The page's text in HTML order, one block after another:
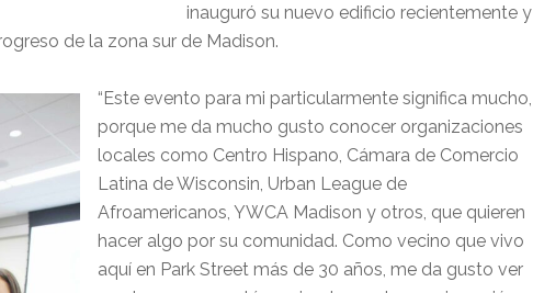
inauguró su nuevo edificio recientemente y
de la zona sur de Madison.
“Este evento para mi particularmente significa mucho,
porque me da mucho gusto conocer organizaciones
locales como Centro Hispano, Cámara de Comercio
Latina de Wisconsin, Urban League de
Afroamericanos, YWCA Madison y otros, que quieren
hacer algo por su comunidad. Como vecino que vivo
aquí en Park Street más de 30 años, me da gusto ver